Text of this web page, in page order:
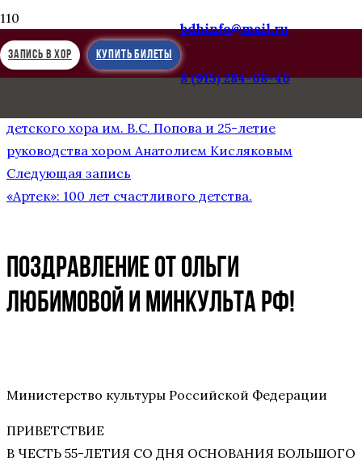
ЗАПИСЬ В ХОР КУПИТЬ БИЛЕТЫ
bdhinfo@mail.ru
8 (915) 284-68-46
Предыдущая запись
детского хора им. В.С. Попова и 25-летие
руководства хором Анатолием Кисляковым
Следующая запись
«Артек»: 100 лет счастливого детства.
Поздравление от Ольги
Любимовой и Минкульта РФ!
Министерство культуры Российской Федерации
ПРИВЕТСТВИЕ
В ЧЕСТЬ 55-ЛЕТИЯ СО ДНЯ ОСНОВАНИЯ БОЛЬШОГО